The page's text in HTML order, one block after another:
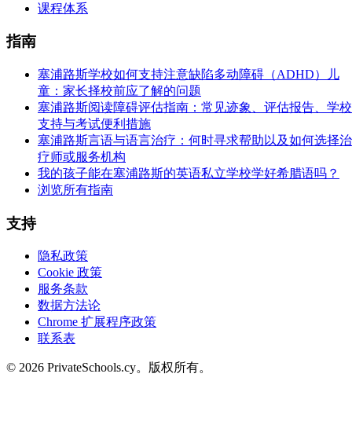
课程体系
指南
塞浦路斯学校如何支持注意缺陷多动障碍（ADHD）儿
童：家长择校前应了解的问题
塞浦路斯阅读障碍评估指南：常见迹象、评估报告、学校
支持与考试便利措施
塞浦路斯言语与语言治疗：何时寻求帮助以及如何选择治
疗师或服务机构
我的孩子能在塞浦路斯的英语私立学校学好希腊语吗？
浏览所有指南
支持
隐私政策
Cookie 政策
服务条款
数据方法论
Chrome 扩展程序政策
联系表
© 2026 PrivateSchools.cy。版权所有。